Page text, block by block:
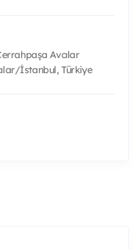
Avcılar
İstanbul, Türkiye